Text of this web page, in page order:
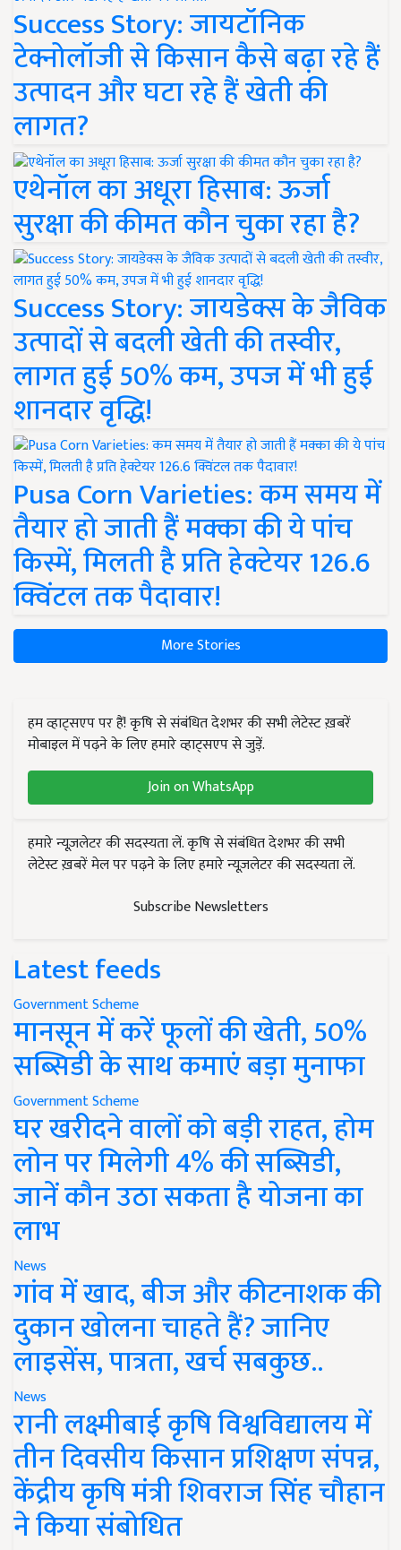
Success Story: जायटॉनिक
टेक्नोलॉजी से किसान कैसे बढ़ा रहे हैं
उत्पादन और घटा रहे हैं खेती की
लागत?
एथेनॉल का अधूरा हिसाब: ऊर्जा
सुरक्षा की कीमत कौन चुका रहा है?
Success Story: जायडेक्स के जैविक
उत्पादों से बदली खेती की तस्वीर,
लागत हुई 50% कम, उपज में भी हुई
शानदार वृद्धि!
Pusa Corn Varieties: कम समय में
तैयार हो जाती हैं मक्का की ये पांच
किस्में, मिलती है प्रति हेक्टेयर 126.6
क्विंटल तक पैदावार!
More Stories
हम व्हाट्सएप पर हैं! कृषि से संबंधित देशभर की सभी लेटेस्ट ख़बरें
मोबाइल में पढ़ने के लिए हमारे व्हाट्सएप से जुड़ें.
Join on WhatsApp
हमारे न्यूज़लेटर की सदस्यता लें. कृषि से संबंधित देशभर की सभी
लेटेस्ट ख़बरें मेल पर पढ़ने के लिए हमारे न्यूज़लेटर की सदस्यता लें.
Subscribe Newsletters
Latest feeds
Government Scheme
मानसून में करें फूलों की खेती, 50%
सब्सिडी के साथ कमाएं बड़ा मुनाफा
Government Scheme
घर खरीदने वालों को बड़ी राहत, होम
लोन पर मिलेगी 4% की सब्सिडी,
जानें कौन उठा सकता है योजना का
लाभ
News
गांव में खाद, बीज और कीटनाशक की
दुकान खोलना चाहते हैं? जानिए
लाइसेंस, पात्रता, खर्च सबकुछ..
News
रानी लक्ष्मीबाई कृषि विश्वविद्यालय में
तीन दिवसीय किसान प्रशिक्षण संपन्न,
केंद्रीय कृषि मंत्री शिवराज सिंह चौहान
ने किया संबोधित